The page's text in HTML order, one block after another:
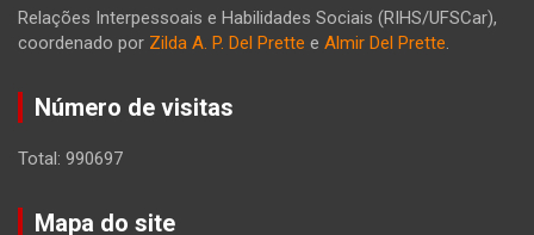
Relações Interpessoais e Habilidades Sociais (RIHS/UFSCar),
coordenado por Zilda A. P. Del Prette e Almir Del Prette.
Número de visitas
Total: 990697
Mapa do site